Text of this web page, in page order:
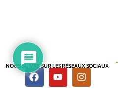
NOUS SUIVRE SUR LES RÉSEAUX SOCIAUX